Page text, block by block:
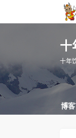
十
十年
博